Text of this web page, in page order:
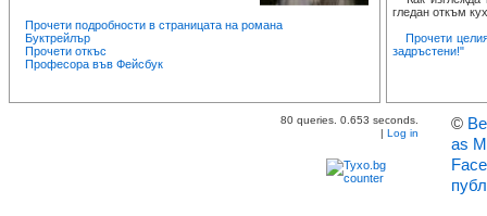
Прочети подробности в страницата на романа
Буктрейлър
Прочети откъс
Професора във Фейсбук
гледан откъм
Прочети
задръстени!"
80 queries. 0.653 seconds.
| Log in
©
as